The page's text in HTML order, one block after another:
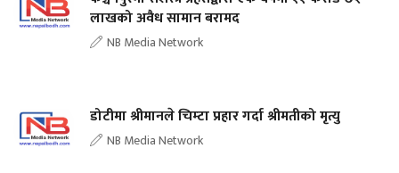
लाखको अवैध सामान बरामद
NB Media Network
डोटीमा श्रीमानले चिम्टा प्रहार गर्दा श्रीमतीको मृत्यु
NB Media Network